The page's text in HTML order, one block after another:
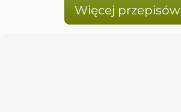
Więcej przepisów